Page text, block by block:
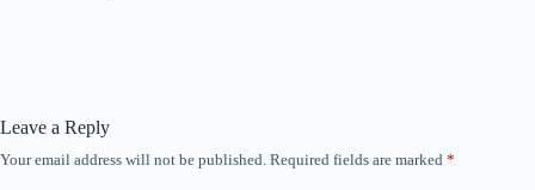
Leave a Reply
Your email address will not be published. Required fields are marked *